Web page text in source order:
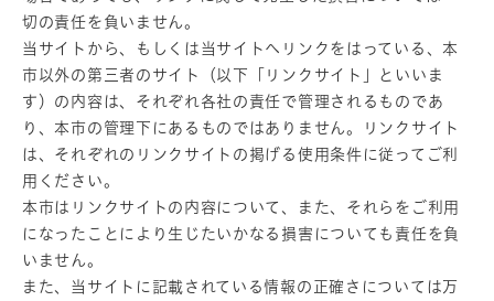
切の責任を負いません。
当サイトから、もしくは当サイトへリンクをはっている、本
市以外の第三者のサイト（以下「リンクサイト」といいま
す）の内容は、それぞれ各社の責任で管理されるものであ
り、本市の管理下にあるものではありません。リンクサイト
は、それぞれのリンクサイトの掲げる使用条件に従ってご利
用ください。
本市はリンクサイトの内容について、また、それらをご利用
になったことにより生じたいかなる損害についても責任を負
いません。
また、当サイトに記載されている情報の正確さについては万